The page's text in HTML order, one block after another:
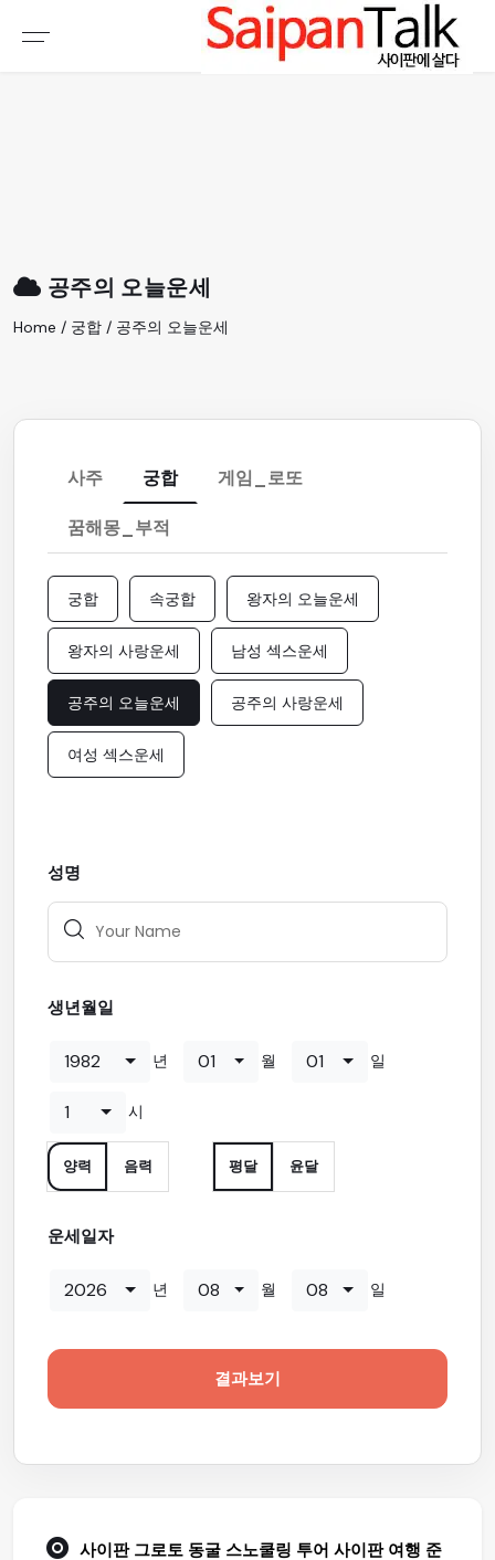
공주의 오늘운세
Home / 궁합 / 공주의 오늘운세
사주 궁합
게임_로또
꿈해몽_부적
궁합 속궁합 왕자의 오늘운세
왕자의 사랑운세 남성 섹스운세
공주의 오늘운세 공주의 사랑운세
여성 섹스운세
성명
생년월일
1982 년 01 월 01 일
1 시
양력 음력 평달 윤달
운세일자
2026 년 08 월 08 일
결과보기
사이판 그로토 동굴 스노쿨링 투어 사이판 여행 준
여행정보
생활정보
갤러리 & 동영상